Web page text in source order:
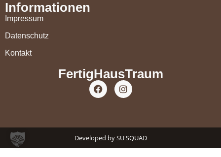
FertigHausTraum
Informationen
Impressum
Datenschutz
Kontakt
Developed bySU SQUAD